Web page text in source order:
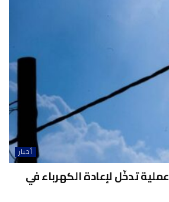
أخبار
خلال أسبوع: 18294 عملية تدخّل لإعادة الكهرباء في